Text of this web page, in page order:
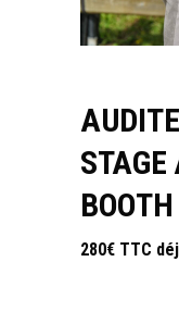
STAGE
280€ TTC